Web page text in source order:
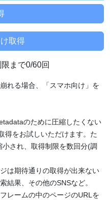
まで0/60回
れる場合、「スマホ向け」を
のために圧縮したくない
得をお試しいただけます。た
され、取得制限を数回分(調
は期待通りの取得が出来ない
結果、その他のSNSなど。
レームの中のページのURLを